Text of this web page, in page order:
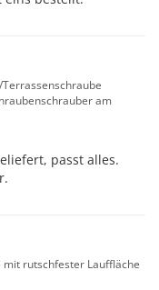
am
passt alles.
rutschfester Lauffläche